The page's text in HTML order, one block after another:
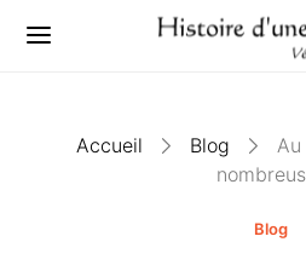
Accueil Blog
Blog